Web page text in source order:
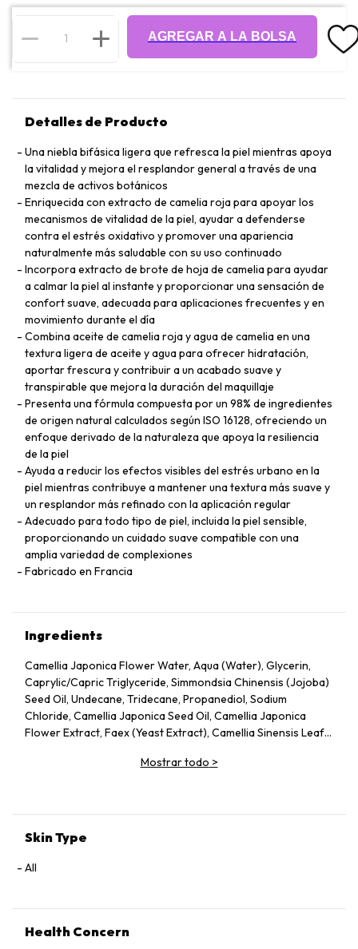
AGREGAR A LA BOLSA
Detalles de Producto
Una niebla bifásica ligera que refresca la piel mientras apoya
la vitalidad y mejora el resplandor general a través de una
mezcla de activos botánicos
Enriquecida con extracto de camelia roja para apoyar los
mecanismos de vitalidad de la piel, ayudar a defenderse
contra el estrés oxidativo y promover una apariencia
naturalmente más saludable con su uso continuado
Incorpora extracto de brote de hoja de camelia para ayudar
a calmar la piel al instante y proporcionar una sensación de
confort suave, adecuada para aplicaciones frecuentes y en
movimiento durante el día
Combina aceite de camelia roja y agua de camelia en una
textura ligera de aceite y agua para ofrecer hidratación,
aportar frescura y contribuir a un acabado suave y
transpirable que mejora la duración del maquillaje
Presenta una fórmula compuesta por un 98% de ingredientes
de origen natural calculados según ISO 16128, ofreciendo un
enfoque derivado de la naturaleza que apoya la resiliencia
de la piel
Ayuda a reducir los efectos visibles del estrés urbano en la
piel mientras contribuye a mantener una textura más suave y
un resplandor más refinado con la aplicación regular
Adecuado para todo tipo de piel, incluida la piel sensible,
proporcionando un cuidado suave compatible con una
amplia variedad de complexiones
Fabricado en Francia
Ingredients
Camellia Japonica Flower Water, Aqua (Water), Glycerin,
Caprylic/Capric Triglyceride, Simmondsia Chinensis (Jojoba)
Seed Oil, Undecane, Tridecane, Propanediol, Sodium
Chloride, Camellia Japonica Seed Oil, Camellia Japonica
Flower Extract, Faex (Yeast Extract), Camellia Sinensis Leaf
Caprylyl Glycol, Citric Acid, Parfum (Fragrance), Adenosine,
Mostrar todo >
Skin Type
All
Health Concern